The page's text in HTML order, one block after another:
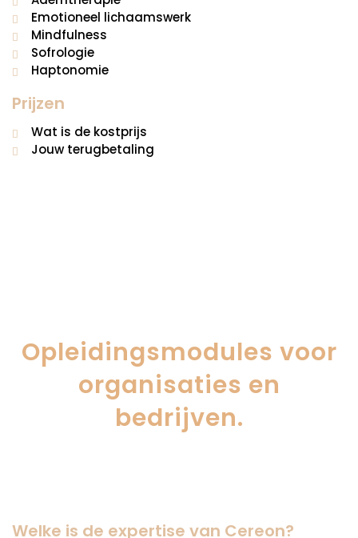
Emotioneel lichaamswerk
Mindfulness
Sofrologie
Haptonomie
Prijzen
Wat is de kostprijs
Jouw terugbetaling
Opleidingsmodules voor
organisaties en
bedrijven.
Welke is de expertise van Cereon?